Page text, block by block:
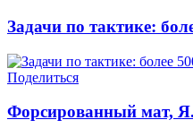
Задачи по тактике:
Поделиться
Форсированный мат,